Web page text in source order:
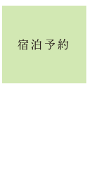
宿泊予約